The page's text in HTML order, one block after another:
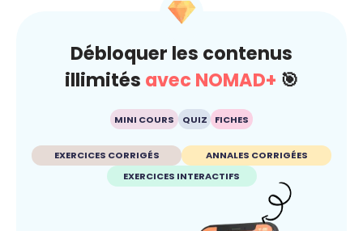
Débloquer les contenus
illimités avec NOMAD+ 🎯
MINI COURS QUIZ FICHES
EXERCICES CORRIGÉS
ANNALES CORRIGÉES
EXERCICES INTERACTIFS